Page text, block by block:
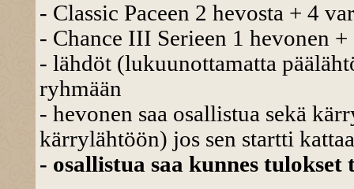
- Classic Paceen 2 hevosta + 4
- Chance III Serieen 1 hevonen
- lähdöt (lukuunottamatta
ryhmään
- hevonen saa osallistua sekä
kärrylähtöön) jos sen startti
- osallistua saa kunnes tulokset